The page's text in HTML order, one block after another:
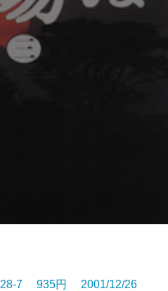
7 935円 2001/12/26